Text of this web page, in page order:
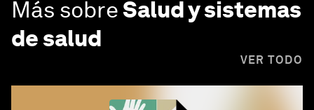
Más sobreSalud y sistemas
de salud
VER TODO